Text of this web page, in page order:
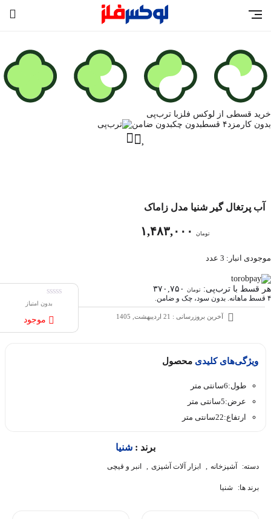
خرید قسطی از لوکس فلز با ترب‌پی
بدون کارمزد۴ قسط بدون چکبدون ضامن
آب پرتغال گیر شنیا مدل زاماک
تومان
موجودی انبار: 3 عدد
هر قسط با ترب‌پی: تومان
۴ قسط ماهانه. بدون سود، چک و ضامن.
آخرین بروزرسانی : 21 اردیبهشت, 1405
بدون امتیاز
موجود
ویژگی‌های کلیدی محصول
طول:6سانتی متر
عرض:5سانتی متر
ارتفاع:22سانتی متر
برند : شنیا
دسته: آشپزخانه , ابزار آلات آشپزی , انبر و قیچی
برند ها: شنیا